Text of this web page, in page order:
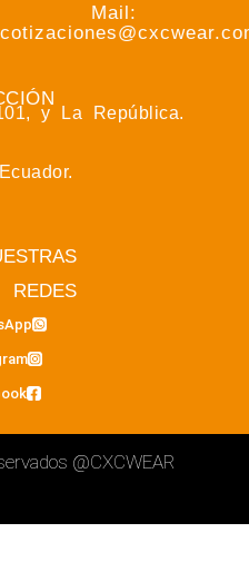
Mail:
y La República.
REDES
@CXCWEAR